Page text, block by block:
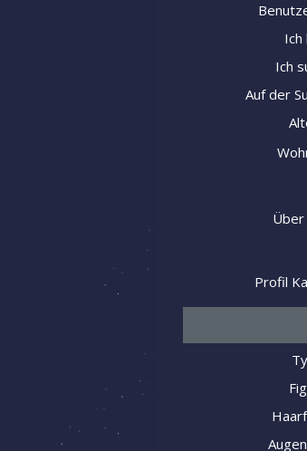
Ich
Ich
Auf der
Über
Profil